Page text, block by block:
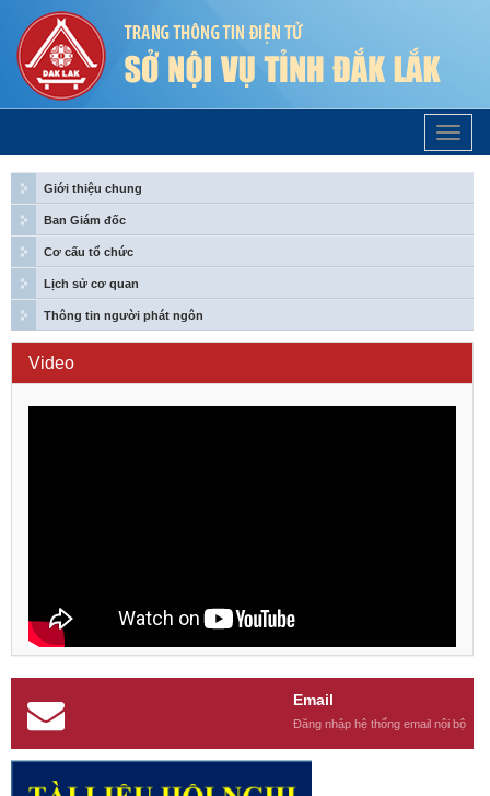
Trang
Chủ
Giới thiệu chung
Ban Giám đốc
Cơ cấu tổ chức
Lịch sử cơ quan
Thông tin người phát ngôn
Video
Email
Đăng nhập hệ thống email nội bộ